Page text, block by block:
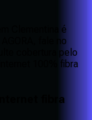
Clementina é
fale no
cobertura pelo
100% fibra
fibra